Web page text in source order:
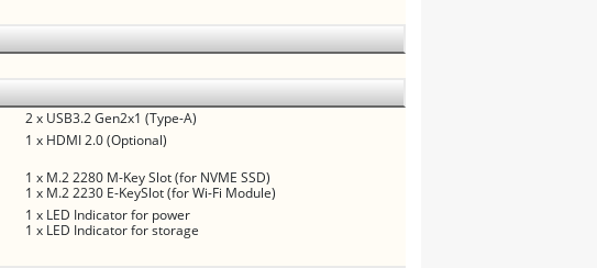
2 x USB3.2 Gen2x1 (Type-A)
1 x HDMI 2.0 (Optional)
1 x M.2 2280 M-Key Slot (for NVME SSD)
1 x M.2 2230 E-KeySlot (for Wi-Fi Module)
1 x LED Indicator for power
1 x LED Indicator for storage